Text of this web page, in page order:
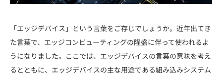
「エッジデバイス」という言葉をご存じでしょうか。近年出てき
た言葉で、エッジコンピューティングの隆盛に伴って使われるよ
うになりました。ここでは、エッジデバイスの言葉の意味を考え
るとともに、エッジデバイスの主な用途である組み込みシステム